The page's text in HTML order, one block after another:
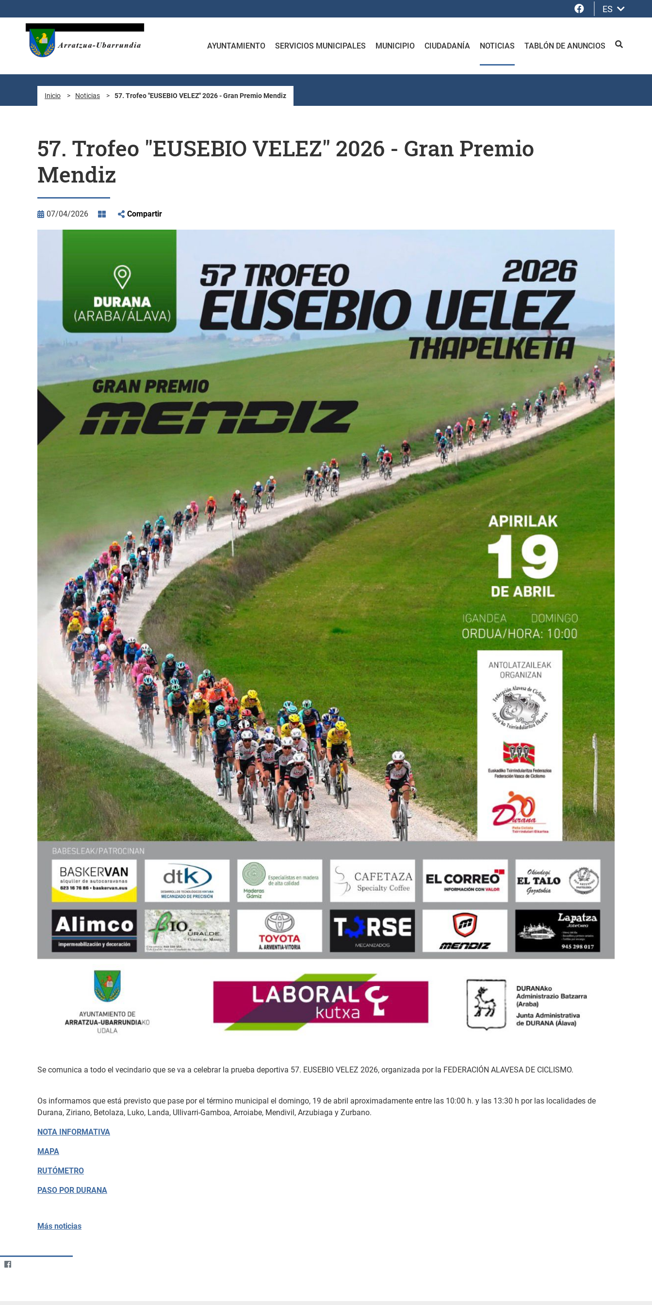
Facebook
ES
AYUNTAMIENTO SERVICIOS MUNICIPALES MUNICIPIO CIUDADANÍA NOTICIAS TABLÓN DE ANUNCIOS BUSCAR
Inicio > Noticias > 57. Trofeo "EUSEBIO VELEZ" 2026 - Gran Premio Mendiz
57. Trofeo "EUSEBIO VELEZ" 2026 - Gran Premio
Mendiz
07/04/2026 Compartir
Se comunica a todo el vecindario que se va a celebrar la prueba deportiva 57. EUSEBIO VELEZ 2026, organizada por la FEDERACIÓN ALAVESA DE CICLISMO.
Os informamos que está previsto que pase por el término municipal el domingo, 19 de abril aproximadamente entre las 10:00 h. y las 13:30 h por las localidades de
Durana, Ziriano, Betolaza, Luko, Landa, Ullivarri-Gamboa, Arroiabe, Mendivil, Arzubiaga y Zurbano.
NOTA INFORMATIVA
MAPA
RUTÓMETRO
PASO POR DURANA
Más noticias